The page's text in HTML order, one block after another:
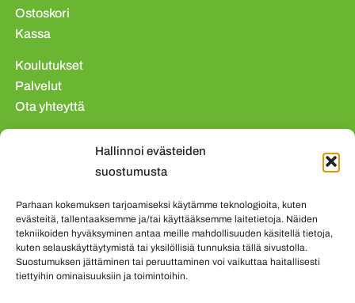
Hallinnoi evästeiden
suostumusta
Parhaan kokemuksen tarjoamiseksi käytämme teknologioita, kuten
evästeitä, tallentaaksemme ja/tai käyttääksemme laitetietoja. Näiden
tekniikoiden hyväksyminen antaa meille mahdollisuuden käsitellä tietoja,
kuten selauskäyttäytymistä tai yksilöllisiä tunnuksia tällä sivustolla.
Suostumuksen jättäminen tai peruuttaminen voi vaikuttaa haitallisesti
tiettyihin ominaisuuksiin ja toimintoihin.
Ostoskori
Kassa
Koulutukset
Palvelut
Ota yhteyttä
Evästekäytäntö (EU)